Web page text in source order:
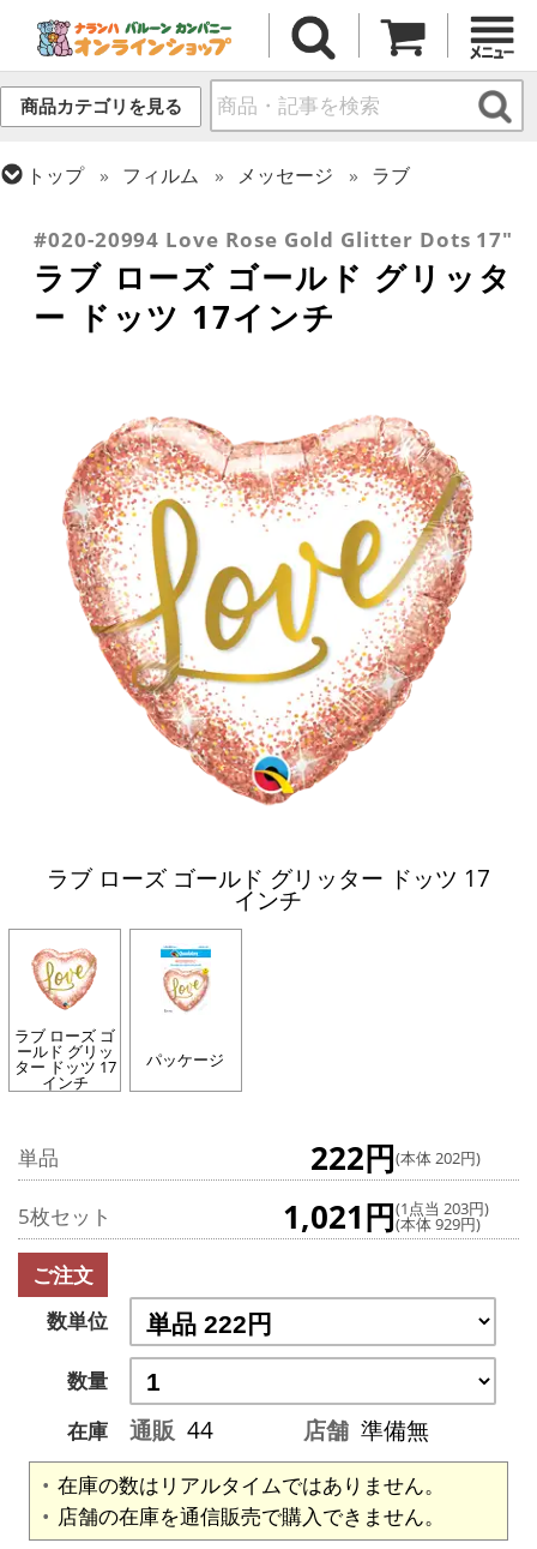
商品カテゴリを見る
トップ フィルム メッセージ
ラブ
バレンタイン
#020-20994 Love Rose Gold Glitter Dots 17"
ラブ ローズ ゴールド グリッタ
ー ドッツ 17インチ
ラブ ローズ ゴールド グリッター ドッツ 17
インチ
ラブ ローズ ゴ
ールド グリッ
ター ドッツ 17
インチ
パッケージ
単品 222円(本体 202円)
5枚セット 1,021円(1点当 203円)
(本体 929円)
ご注文
数単位
数量
在庫
通販 44 店舗 準備無
在庫の数はリアルタイムではありません。
店舗の在庫を通信販売で購入できません。